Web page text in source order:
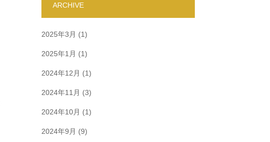
ARCHIVE
2025年3月 (1)
2025年1月 (1)
2024年12月 (1)
2024年11月 (3)
2024年10月 (1)
2024年9月 (9)